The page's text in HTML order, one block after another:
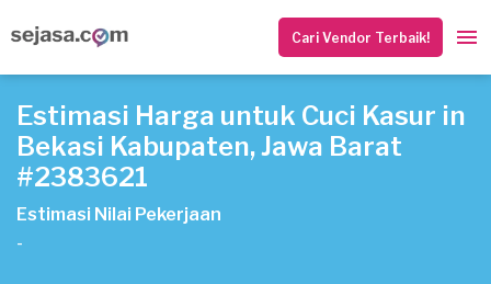
Cari Vendor Terbaik!
Estimasi Harga untuk Cuci Kasur in
Bekasi Kabupaten, Jawa Barat
#2383621
Estimasi Nilai Pekerjaan
-